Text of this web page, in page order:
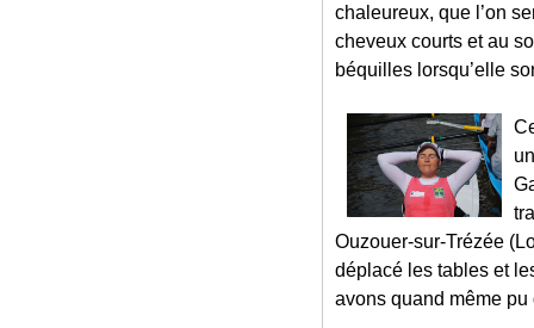
chaleureux, que l’on
cheveux courts et au
béquilles lorsqu’elle
Ouzouer-sur-Trézée
déplacé les tables et
avons quand même